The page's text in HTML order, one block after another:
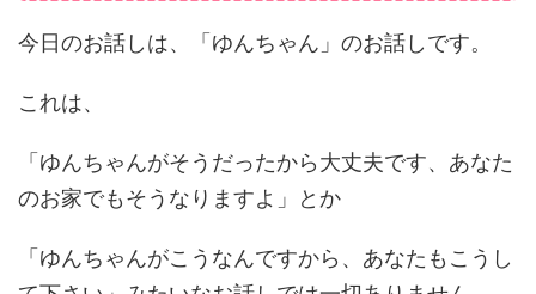
今日のお話しは、「ゆんちゃん」のお話しです。
これは、
「ゆんちゃんがそうだったから大丈夫です、あなた
のお家でもそうなりますよ」とか
「ゆんちゃんがこうなんですから、あなたもこうし